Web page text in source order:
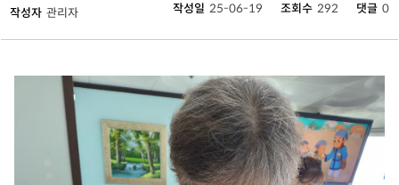
작성자 관리자 작성일 25-06-19 조회수 292 댓글 0